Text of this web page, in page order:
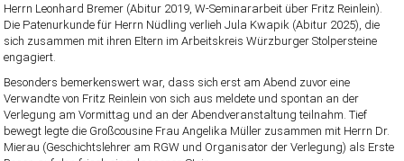
Herrn Leonhard Bremer (Abitur 2019, W-Seminararbeit über Fritz Reinlein).
Die Patenurkunde für Herrn Nüdling verlieh Jula Kwapik (Abitur 2025), die
sich zusammen mit ihren Eltern im Arbeitskreis Würzburger Stolpersteine
engagiert.
Besonders bemerkenswert war, dass sich erst am Abend zuvor eine
Verwandte von Fritz Reinlein von sich aus meldete und spontan an der
Verlegung am Vormittag und an der Abendveranstaltung teilnahm. Tief
bewegt legte die Großcousine Frau Angelika Müller zusammen mit Herrn Dr.
Mierau (Geschichtslehrer am RGW und Organisator der Verlegung) als Erste